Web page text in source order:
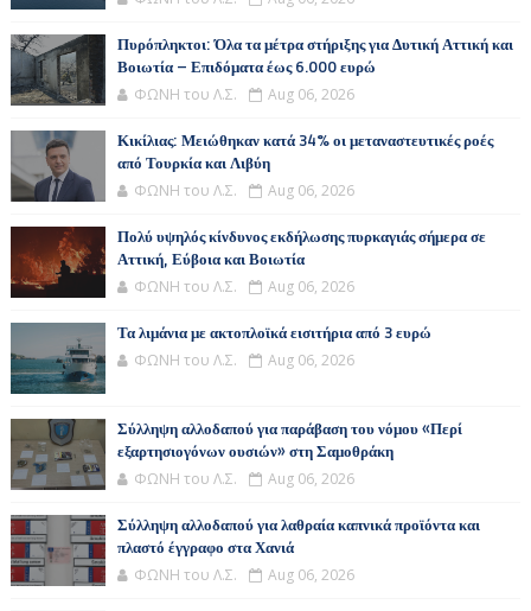
Πυρόπληκτοι: Όλα τα μέτρα στήριξης για Δυτική Αττική και
Βοιωτία – Επιδόματα έως 6.000 ευρώ
ΦΩΝΗ του Λ.Σ. Aug 06, 2026
Κικίλιας: Μειώθηκαν κατά 34% οι μεταναστευτικές ροές
από Τουρκία και Λιβύη
ΦΩΝΗ του Λ.Σ. Aug 06, 2026
Πολύ υψηλός κίνδυνος εκδήλωσης πυρκαγιάς σήμερα σε
Αττική, Εύβοια και Βοιωτία
ΦΩΝΗ του Λ.Σ. Aug 06, 2026
Τα λιμάνια με ακτοπλοϊκά εισιτήρια από 3 ευρώ
ΦΩΝΗ του Λ.Σ. Aug 06, 2026
Σύλληψη αλλοδαπού για παράβαση του νόμου «Περί
εξαρτησιογόνων ουσιών» στη Σαμοθράκη
ΦΩΝΗ του Λ.Σ. Aug 06, 2026
Σύλληψη αλλοδαπού για λαθραία καπνικά προϊόντα και
πλαστό έγγραφο στα Χανιά
ΦΩΝΗ του Λ.Σ. Aug 06, 2026